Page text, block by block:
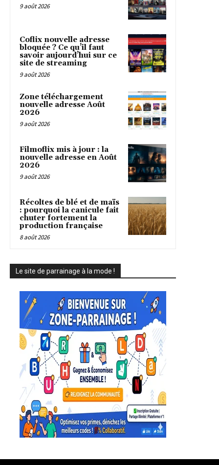
9 août 2026
Coflix nouvelle adresse
bloquée ? Ce qu’il faut
savoir aujourd’hui sur ce
site de streaming
9 août 2026
Zone téléchargement
nouvelle adresse Août
2026
9 août 2026
Filmoflix mis à jour : la
nouvelle adresse en Août
2026
9 août 2026
Récoltes de blé et de maïs
: pourquoi la canicule fait
chuter fortement la
production française
8 août 2026
Le site de parrainage à la mode !